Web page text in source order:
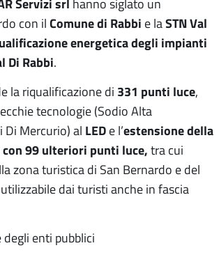
hanno siglato un
con il Comune di Rabbi e laSTN Val
energetica degli impianti
Di Rabbi.
la riqualificazione di 331 punti luce,
tecnologie (Sodio Alta
Di Mercurio) al LED e l’estensione della
99 ulteriori punti luce, tra cui
zona turistica di San Bernardo e del
dai turisti anche in fascia
enti pubblici